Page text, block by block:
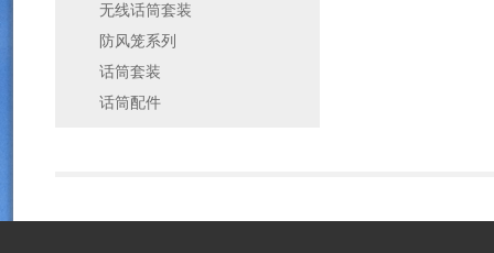
无线话筒套装
防风笼系列
话筒套装
话筒配件